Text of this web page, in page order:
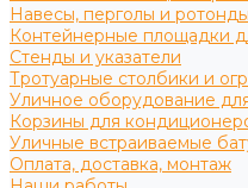
Навесы, перголы и ротонды
Контейнерные площадки
Стенды и указатели
Тротуарные столбики и
Уличное оборудование
Корзины для
Уличные встраиваемые
Оплата, доставка, монтаж